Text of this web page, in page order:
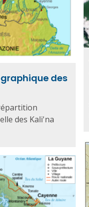
des
des Kali'na